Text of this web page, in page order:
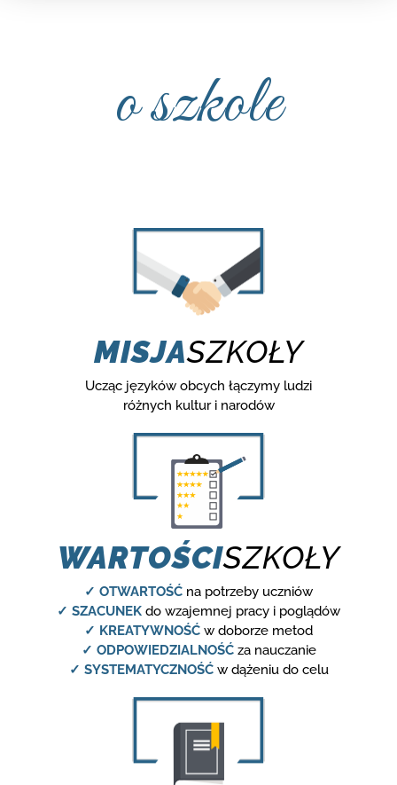
o szkole
MISJASZKOŁY
Ucząc języków obcych łączymy ludzi
różnych kultur i narodów
WARTOŚCISZKOŁY
✓ OTWARTOŚĆ na potrzeby uczniów
✓ SZACUNEK do wzajemnej pracy i poglądów
✓ KREATYWNOŚĆ w doborze metod
✓ ODPOWIEDZIALNOŚĆza nauczanie
✓ SYSTEMATYCZNOŚĆw dążeniu do celu